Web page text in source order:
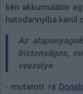
kén akkumulátor
hatodannyiba kerül
Az
biztonságos,
veszélye
- mutatott rá